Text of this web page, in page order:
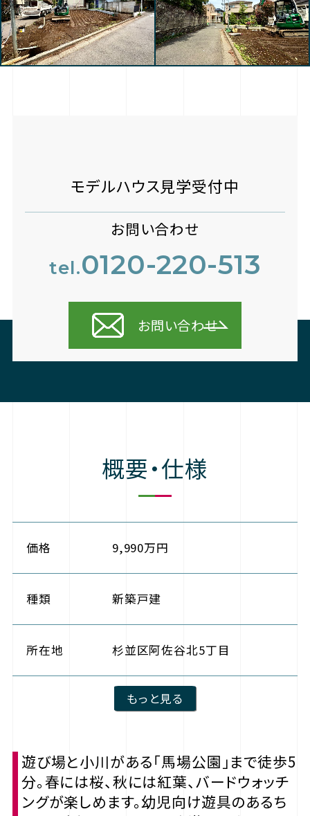
モデルハウス見学受付中
お問い合わせ
tel.0120-220-513
お問い合わせ
概要・仕様
価格 9,990万円
種類 新築戸建
所在地 杉並区阿佐谷北5丁目
もっと見る
遊び場と小川がある「馬場公園」まで徒歩5
分。春には桜、秋には紅葉、バードウォッチ
ングが楽しめます。幼児向け遊具のあるち